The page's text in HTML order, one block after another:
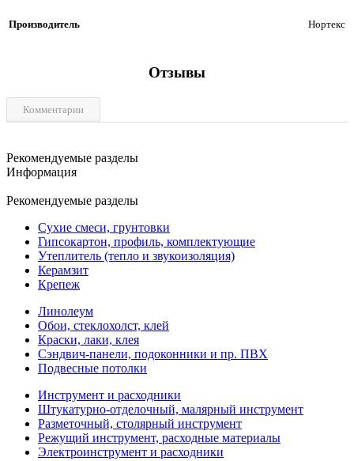
Производитель Нортекс
Отзывы
Комментарии
Рекомендуемые разделы
Информация
Рекомендуемые разделы
Сухие смеси, грунтовки
Гипсокартон, профиль, комплектующие
Утеплитель (тепло и звукоизоляция)
Керамзит
Крепеж
Линолеум
Обои, стеклохолст, клей
Краски, лаки, клея
Сэндвич-панели, подоконники и пр. ПВХ
Подвесные потолки
Инструмент и расходники
Штукатурно-отделочный, малярный инструмент
Разметочный, столярный инструмент
Режущий инструмент, расходные материалы
Электроинструмент и расходники